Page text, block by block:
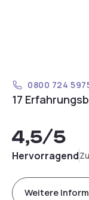
0800 724
17
4,5/5
Hervorragend
Weitere